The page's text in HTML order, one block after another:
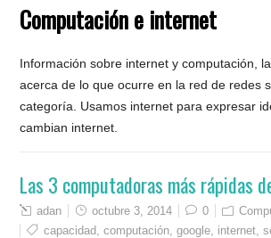
Computación e internet
Información sobre internet y computación,
acerca de lo que ocurre en la red de redes
categoría. Usamos internet para expresar
cambian internet.
Las 3 computadoras más rápidas
adan octubre 3, 2014 0
capacidad
,computación ,google internet ,